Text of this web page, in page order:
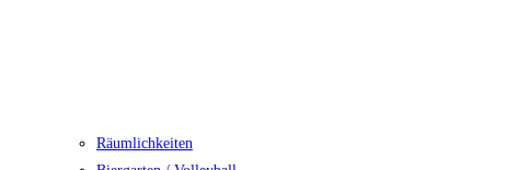
Räumlichkeiten